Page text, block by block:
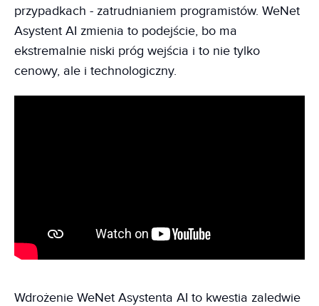
przypadkach - zatrudnianiem programistów. WeNet
Asystent AI zmienia to podejście, bo ma
ekstremalnie niski próg wejścia i to nie tylko
cenowy, ale i technologiczny.
Wdrożenie WeNet Asystenta AI to kwestia zaledwie